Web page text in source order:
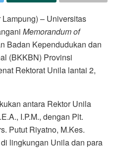
– Universitas
Memorandum of
Badan Kependudukan dan
(BKKBN) Provinsi
Rektorat Unila lantai 2,
antara Rektor Unila
I.P.M., dengan Plt.
Putut Riyatno, M.Kes.
lingkungan Unila dan para